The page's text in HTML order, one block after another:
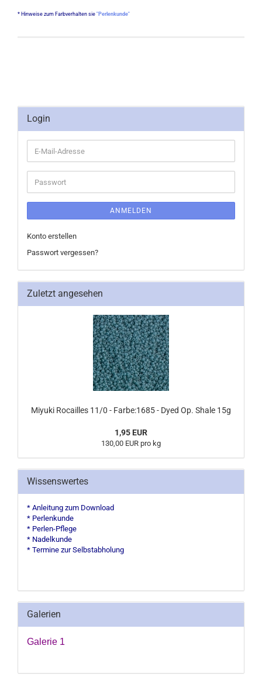
* Hinweise zum Farbverhalten sie "Perlenkunde"
Login
E-
Mail-
Adresse
Passwort
ANMELDEN
Konto erstellen
Passwort vergessen?
Zuletzt angesehen
Miyuki Rocailles 11/0 - Farbe:1685 - Dyed Op. Shale 15g
1,95 EUR
130,00 EUR pro kg
Wissenswertes
* Anleitung zum Download
* Perlenkunde
* Perlen-Pflege
* Nadelkunde
* Termine zur Selbstabholung
Galerien
Galerie 1